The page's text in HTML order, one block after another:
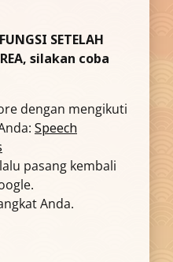
SETELAH
silakan coba
dengan mengikuti
Speech
pasang kembali
Anda.